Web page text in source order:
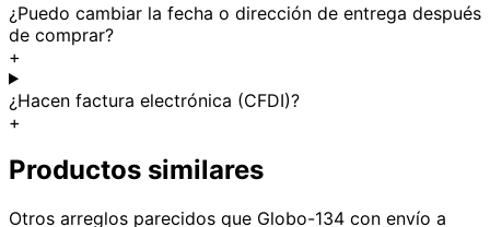
¿Puedo cambiar la fecha o dirección de entrega después
de comprar?
+
¿Hacen factura electrónica (CFDI)?
+
Productos similares
Otros arreglos parecidos que Globo-134 con envío a